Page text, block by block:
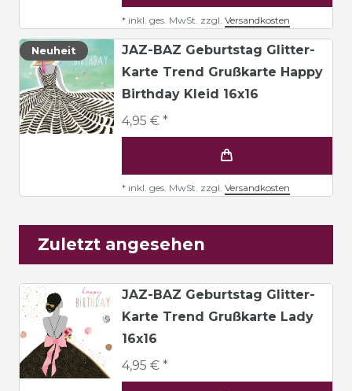
* inkl. ges. MwSt. zzgl. Versandkosten
Neuheit
JAZ-BAZ Geburtstag Glitter-
Karte Trend Grußkarte Happy
Birthday Kleid 16x16
4,95 € *
* inkl. ges. MwSt. zzgl. Versandkosten
Zuletzt angesehen
JAZ-BAZ Geburtstag Glitter-
Karte Trend Grußkarte Lady
16x16
4,95 € *